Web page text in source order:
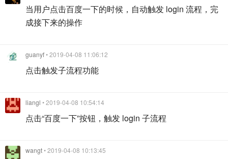
当用户点击百度一下的时候，自动触发 login 流程，完
成接下来的操作
guanyf• 2019-04-08 11:06:12
点击触发子流程功能
liangl • 2019-04-08 10:54:14
点击“百度一下”按钮，触发 login 子流程
wangt• 2019-04-08 10:13:45